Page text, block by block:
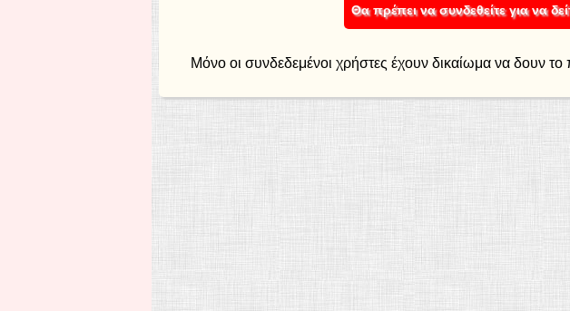
Θα πρέπει να συνδεθείτε για να
Μόνο οι συνδεδεμένοι χρήστες έχουν δικαίωμα να δουν το